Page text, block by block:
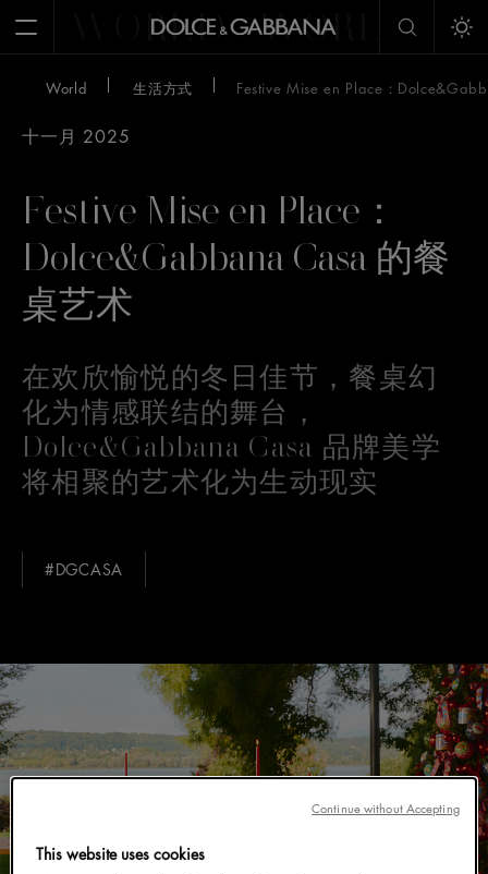
Open MenuWORLD WORLD
World 生活方式 Festive Mise en Place：
十一月 2025
Festive Mise en Place：
Dolce&Gabbana Casa 的餐
桌艺术
在欢欣愉悦的冬日佳节，餐桌幻
化为情感联结的舞台，
Dolce&Gabbana Casa 品牌美学
将相聚的艺术化为生动现实
#DGCASA
This website uses cookies
Continue without Accepting